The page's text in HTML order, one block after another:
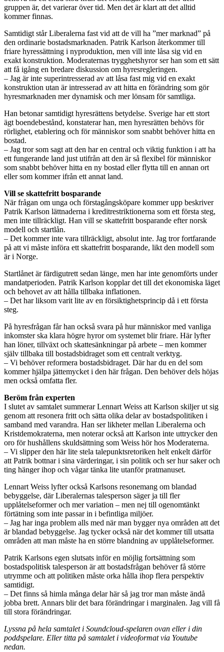
gruppen är, det varierar över tid. Men det är klart att det alltid
kommer finnas.
Samtidigt står Liberalerna fast vid att de vill ha ”mer marknad” på
den ordinarie bostadsmarknaden. Patrik Karlson återkommer till
friare hyressättning i nyproduktion, men vill inte låsa sig vid en
exakt konstruktion. Moderaternas trygghetshyror ser han som ett sätt
att få igång en bredare diskussion om hyresregleringen.
– Jag är inte superintresserad av att låsa fast mig vid en exakt
konstruktion utan är intresserad av att hitta en förändring som gör
hyresmarknaden mer dynamisk och mer lönsam för samtliga.
Han betonar samtidigt hyresrättens betydelse. Sverige har ett stort
ägt boendebestånd, konstaterar han, men hyresrätten behövs för
rörlighet, etablering och för människor som snabbt behöver hitta en
bostad.
– Jag tror som sagt att den har en central och viktig funktion i att ha
ett fungerande land just utifrån att den är så flexibel för människor
som snabbt behöver hitta en ny bostad eller flytta till en annan ort
eller som kommer ifrån ett annat land.
Vill se skattefritt bosparande
När frågan om unga och förstagångsköpare kommer upp beskriver
Patrik Karlson lättnaderna i kreditrestriktionerna som ett första steg,
men inte tillräckligt. Han vill se skattefritt bosparande efter norsk
modell och startlån.
– Det kommer inte vara tillräckligt, absolut inte. Jag tror fortfarande
på att vi måste införa ett skattefritt bosparande, likt den modell som
är i Norge.
Startlånet är färdigutrett sedan länge, men har inte genomförts under
mandatperioden. Patrik Karlson kopplar det till det ekonomiska läget
och behovet av att hålla tillbaka inflationen.
– Det har liksom varit lite av en försiktighetsprincip då i ett första
steg.
På hyresfrågan får han också svara på hur människor med vanliga
inkomster ska klara högre hyror om systemet blir friare. Här lyfter
han löner, tillväxt och skattesänkningar på arbete – men kommer
själv tillbaka till bostadsbidraget som ett centralt verktyg.
– Vi behöver reformera bostadsbidraget. Där har du en del som
kommer hjälpa jättemycket i den här frågan. Den behöver dels höjas
men också omfatta fler.
Beröm från experten
I slutet av samtalet summerar Lennart Weiss att Karlson skiljer ut sig
genom att resonera fritt och sätta olika delar av bostadspolitiken i
samband med varandra. Han ser likheter mellan Liberalerna och
Kristdemokraterna, men noterar också att Karlson inte uttrycker den
oro för hushållens skuldsättning som Weiss hör hos Moderaterna.
– Vi slipper den här lite stela talepunktsretoriken helt enkelt därför
att Patrik bottnar i sina värderingar, i sin politik och ser hur saker och
ting hänger ihop och vågar tänka lite utanför pratmanuset.
Lennart Weiss lyfter också Karlsons resonemang om blandad
bebyggelse, där Liberalernas talesperson säger ja till fler
upplåtelseformer och mer variation – men nej till ogenomtänkt
förtätning som inte passar in i befintliga miljöer.
– Jag har inga problem alls med när man bygger nya områden att det
är blandad bebyggelse. Jag tycker också när det kommer till utsatta
områden att man måste ha en större blandning av upplåtelseformer.
Patrik Karlsons egen slutsats inför en möjlig fortsättning som
bostadspolitisk talesperson är att bostadsfrågan behöver få större
utrymme och att politiken måste orka hålla ihop flera perspektiv
samtidigt.
– Det finns så himla många delar här så jag tror man måste ändå
jobba brett. Annars blir det bara förändringar i marginalen. Jag vill få
till stora förändringar.
Lyssna på hela samtalet i Soundcloud-spelaren ovan eller i din
poddspelare. Eller titta på samtalet i videoformat via Youtube
nedan.